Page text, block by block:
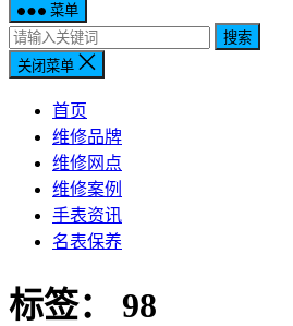
菜单
搜索
关闭菜单
首页
维修品牌
维修网点
维修案例
手表资讯
名表保养
标签： 98